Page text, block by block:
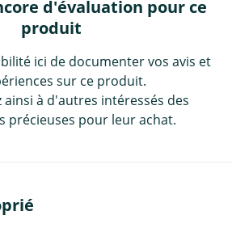
d'évaluation pour ce
produit
ici de documenter vos avis et
sur ce produit.
à d'autres intéressés des
précieuses pour leur achat.